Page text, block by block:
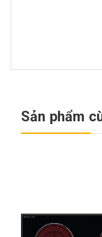
Sản phẩm